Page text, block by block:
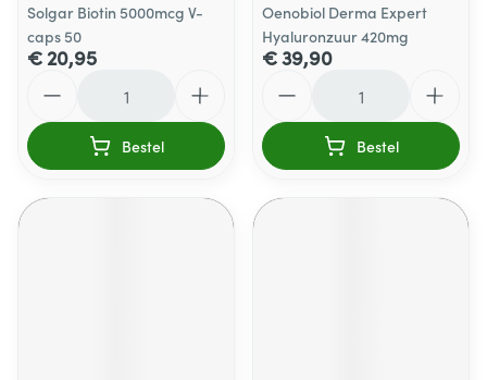
Solgar Biotin 5000mcg V-
caps 50
€ 20,95
Bestel
Oenobiol Derma Expert
Hyaluronzuur 420mg
€ 39,90
Bestel